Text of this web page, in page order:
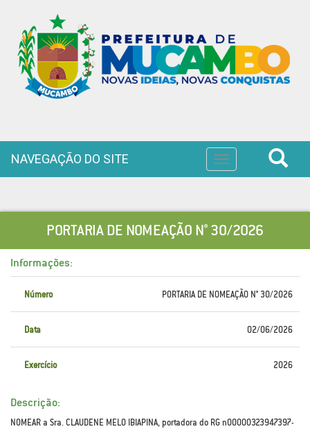
Toggle
navigation
NAVEGAÇÃO DO SITE
PORTARIA DE NOMEAÇÃO N° 30/2026
Informações:
Número PORTARIA DE NOMEAÇÃO N° 30/2026
Data 02/06/2026
Exercício 2026
Descrição:
NOMEAR a Sra. CLAUDENE MELO IBIAPINA, portadora do RG n00000323947397-